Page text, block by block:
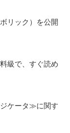
リック）を公開
級で、すぐ読め
ケータ≫に関す